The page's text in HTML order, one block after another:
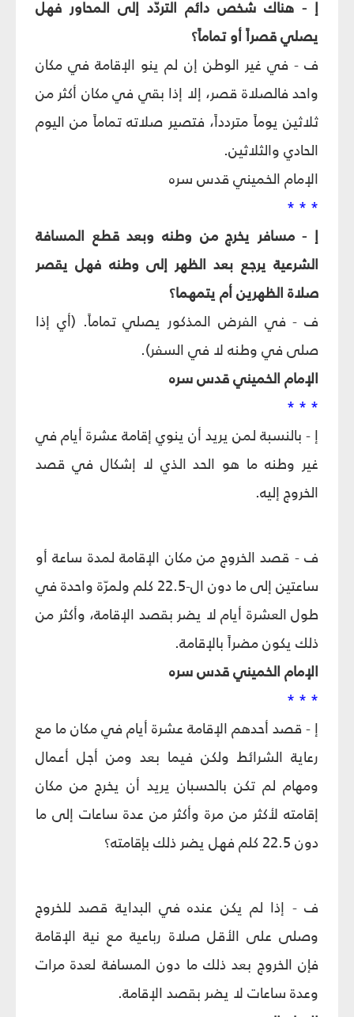
إ - هناك شخص دائم التردّد إلى المحاور فهل
يصلي قصراً أو تماماً؟
ف - في غير الوطن إن لم ينو الإقامة في مكان
واحد فالصلاة قصر، إلا إذا بقي في مكان أكثر من
ثلاثين يوماً متردداً، فتصير صلاته تماماً من اليوم
الحادي والثلاثين.
الإمام الخميني قدس سره
* * *
إ - مسافر يخرج من وطنه وبعد قطع المسافة
الشرعية يرجع بعد الظهر إلى وطنه فهل يقصر
صلاة الظهرين أم يتمهما؟
ف - في الفرض المذكور يصلي تماماً. (أي إذا
صلى في وطنه لا في السفر).
الإمام الخميني قدس سره
* * *
إ - بالنسبة لمن يريد أن ينوي إقامة عشرة أيام في
غير وطنه ما هو الحد الذي لا إشكال في قصد
الخروج إليه.
ف - قصد الخروج من مكان الإقامة لمدة ساعة أو
ساعتين إلى ما دون ال-22.5 كلم ولمرّة واحدة في
طول العشرة أيام لا يضر بقصد الإقامة، وأكثر من
ذلك يكون مضراً بالإقامة.
الإمام الخميني قدس سره
* * *
إ - قصد أحدهم الإقامة عشرة أيام في مكان ما مع
رعاية الشرائط ولكن فيما بعد ومن أجل أعمال
ومهام لم تكن بالحسبان يريد أن يخرج من مكان
إقامته لأكثر من مرة وأكثر من عدة ساعات إلى ما
دون 22.5 كلم فهل يضر ذلك بإقامته؟
ف - إذا لم يكن عنده في البداية قصد للخروج
وصلى على الأقل صلاة رباعية مع نية الإقامة
فإن الخروج بعد ذلك ما دون المسافة لعدة مرات
وعدة ساعات لا يضر بقصد الإقامة.